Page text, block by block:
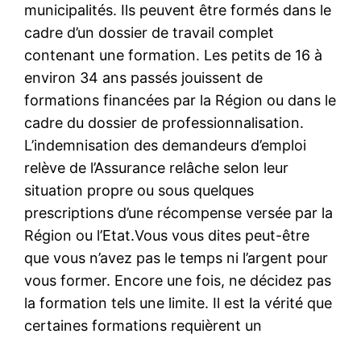
municipalités. Ils peuvent être formés dans le
cadre d’un dossier de travail complet
contenant une formation. Les petits de 16 à
environ 34 ans passés jouissent de
formations financées par la Région ou dans le
cadre du dossier de professionnalisation.
L’indemnisation des demandeurs d’emploi
relève de l’Assurance relâche selon leur
situation propre ou sous quelques
prescriptions d’une récompense versée par la
Région ou l’Etat.Vous vous dites peut-être
que vous n’avez pas le temps ni l’argent pour
vous former. Encore une fois, ne décidez pas
la formation tels une limite. Il est la vérité que
certaines formations requièrent un